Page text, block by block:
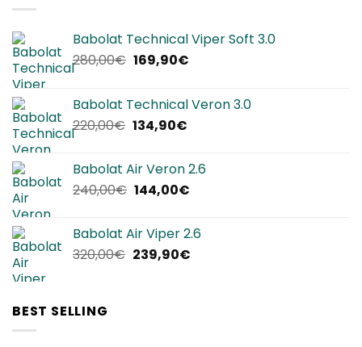
Babolat Technical Viper Soft 3.0
280,00€ Il
era:
280,00€.
169,90€Il
è:
Babolat Technical Veron 3.0
220,00€ Il
era:
220,00€.
134,90€Il
è:
134,90€.
Babolat Air Veron 2.6
240,00€ Il
era:
240,00€.
144,00€Il
è:
144,00€.
Babolat Air Viper 2.6
320,00€ Il
239,90€Il
BEST SELLING